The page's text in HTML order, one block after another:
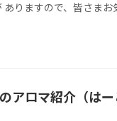
ありますので、皆さま
アロマ紹介（はー